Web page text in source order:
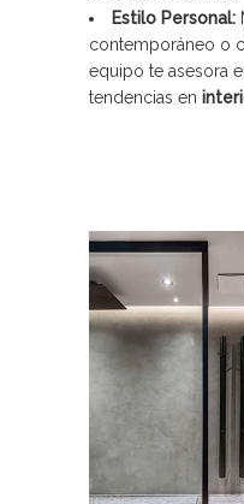
Estilo Personal:
contemporáneo o
equipo te asesora
tendencias en